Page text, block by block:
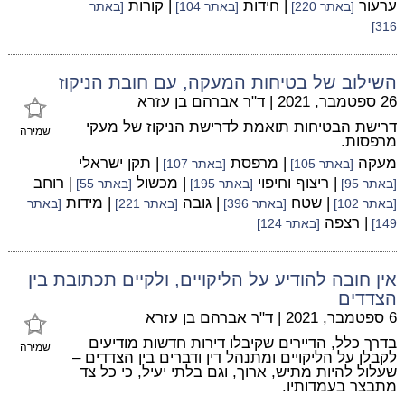
ערעור [באתר 220] | חידות [באתר 104] | קורות [באתר
316]
השילוב של בטיחות המעקה, עם חובת הניקוז
שמירה
26 ספטמבר, 2021 | ד"ר אברהם בן עזרא
דרישת הבטיחות תואמת לדרישת הניקוז של מעקי
מרפסות.
מעקה [באתר 105] | מרפסת [באתר 107] | תקן ישראלי
[באתר 95] | ריצוף וחיפוי [באתר 195] | מכשול [באתר 55] | רוחב
[באתר 102] | שטח [באתר 396] | גובה [באתר 221] | מידות [באתר
149]
| רצפה [באתר 124]
אין חובה להודיע על הליקויים, ולקיים תכתובת בין
הצדדים
שמירה
6 ספטמבר, 2021 | ד"ר אברהם בן עזרא
בדרך כלל, הדיירים שקיבלו דירות חדשות מודיעים
לקבלן על הליקויים ומתנהל דין ודברים בין הצדדים –
שעלול להיות מתיש, ארוך, וגם בלתי יעיל, כי כל צד
מתבצר בעמדותיו.